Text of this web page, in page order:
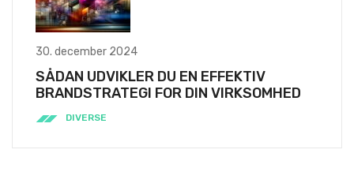
30. december 2024
SÅDAN UDVIKLER DU EN EFFEKTIV
BRANDSTRATEGI FOR DIN VIRKSOMHED
DIVERSE